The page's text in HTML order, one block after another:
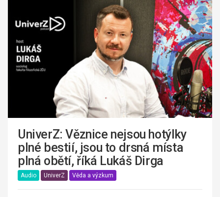
UniverZ: Věznice nejsou hotýlky
plné bestií, jsou to drsná místa
plná obětí, říká Lukáš Dirga
Audio UniverZ Věda a výzkum